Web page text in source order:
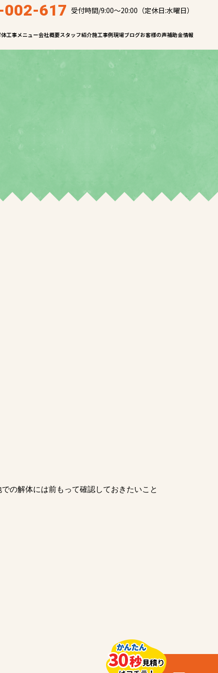
617 受付時間/9:00～20:00（定休日:水曜日）
工事メニュー会社概要スタッフ紹介施工事例現場ブログお客様の声補助金情報
の解体には前もって確認しておきたいこと